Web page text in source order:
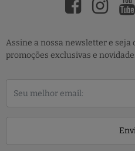
Assine a nossa newsletter e seja
promoções exclusivas e